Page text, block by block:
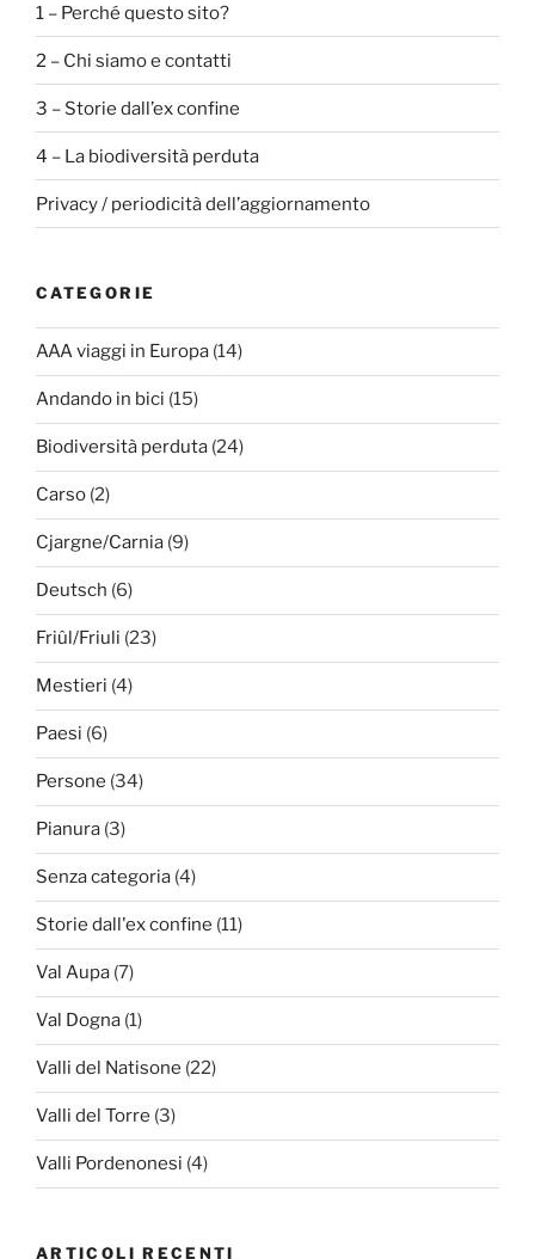
1 – Perché questo sito?
2 – Chi siamo e contatti
3 – Storie dall’ex confine
4 – La biodiversità perduta
Privacy / periodicità dell’aggiornamento
CATEGORIE
AAA viaggi in Europa (14)
Andando in bici (15)
Biodiversità perduta (24)
Carso (2)
Cjargne/Carnia (9)
Deutsch (6)
Friûl/Friuli (23)
Mestieri (4)
Paesi (6)
Persone (34)
Pianura (3)
Senza categoria (4)
Storie dall'ex confine (11)
Val Aupa (7)
Val Dogna (1)
Valli del Natisone (22)
Valli del Torre (3)
Valli Pordenonesi (4)
ARTICOLI RECENTI